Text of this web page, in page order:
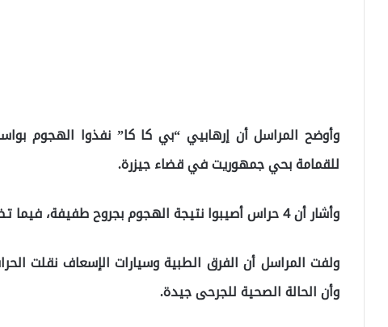
وأوضح المراسل أن إرهابيي “بي كا كا” نفذوا الهجوم
للقمامة بحي جمهوريت في قضاء جيزرة.
وأشار أن 4 حراس أصيبوا نتيجة الهجوم بجروح طفيفة، فيما تضررت 5 سيارات كانت مركونة في الحي.
ولفت المراسل أن الفرق الطبية وسيارات الإسعاف نقلت
وأن الحالة الصحية للجرحى جيدة.